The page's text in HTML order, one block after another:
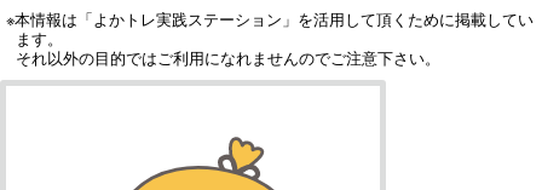
※本情報は「よかトレ実践ステーション」を活用して頂くために掲載してい
ます。
それ以外の目的ではご利用になれませんのでご注意下さい。